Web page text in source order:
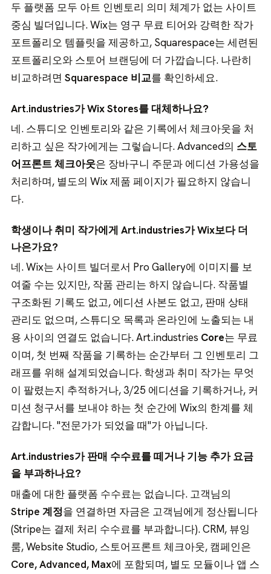
두 플랫폼 모두 아트 인벤토리 의미 체계가 없는 사이트
중심 빌더입니다. Wix는 영구 무료 티어와 강력한 작가
포트폴리오 템플릿을 제공하고, Squarespace는 세련된
포트폴리오와 스토어 브랜딩에 더 가깝습니다. 나란히
비교하려면Squarespace 비교를 확인하세요.
Art.industries가 Wix Stores를 대체하나요?
네. 스튜디오 인벤토리와 같은 기록에서 체크아웃을 처
리하고 싶은 작가에게는 그렇습니다. Advanced의 스토
어프론트 체크아웃은 장바구니 주문과 에디션 가용성을
처리하며, 별도의 Wix 제품 페이지가 필요하지 않습니
다.
학생이나 취미 작가에게 Art.industries가 Wix보다 더
나은가요?
네. Wix는 사이트 빌더로서 Pro Gallery에 이미지를 보
여줄 수는 있지만, 작품 관리는 하지 않습니다. 작품별
구조화된 기록도 없고, 에디션 사본도 없고, 판매 상태
관리도 없으며, 스튜디오 목록과 온라인에 노출되는 내
용 사이의 연결도 없습니다. Art.industries Core는 무료
이며, 첫 번째 작품을 기록하는 순간부터 그 인벤토리 그
래프를 위해 설계되었습니다. 학생과 취미 작가는 무엇
이 팔렸는지 추적하거나, 3/25 에디션을 기록하거나, 커
미션 청구서를 보내야 하는 첫 순간에 Wix의 한계를 체
감합니다. "전문가가 되었을 때"가 아닙니다.
Art.industries가 판매 수수료를 떼거나 기능 추가 요금
을 부과하나요?
매출에 대한 플랫폼 수수료는 없습니다. 고객님의
Stripe 계정을 연결하면 자금은 고객님에게 정산됩니다
(Stripe는 결제 처리 수수료를 부과합니다). CRM, 뷰잉
룸, Website Studio, 스토어프론트 체크아웃, 캠페인은
Core, Advanced, Max에 포함되며, 별도 모듈이나 앱 스